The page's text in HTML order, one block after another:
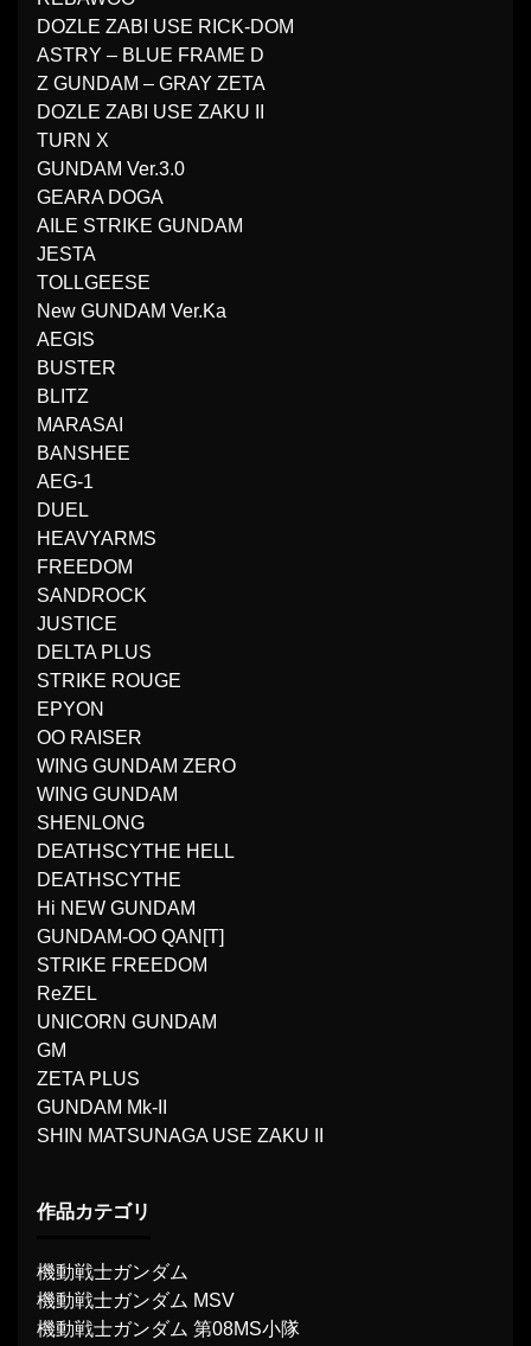
DOZLE ZABI USE RICK-DOM
ASTRY – BLUE FRAME D
Z GUNDAM – GRAY ZETA
DOZLE ZABI USE ZAKU II
TURN X
GUNDAM Ver.3.0
GEARA DOGA
AILE STRIKE GUNDAM
JESTA
TOLLGEESE
New GUNDAM Ver.Ka
AEGIS
BUSTER
BLITZ
MARASAI
BANSHEE
AEG-1
DUEL
HEAVYARMS
FREEDOM
SANDROCK
JUSTICE
DELTA PLUS
STRIKE ROUGE
EPYON
OO RAISER
WING GUNDAM ZERO
WING GUNDAM
SHENLONG
DEATHSCYTHE HELL
DEATHSCYTHE
Hi NEW GUNDAM
GUNDAM-OO QAN[T]
STRIKE FREEDOM
ReZEL
UNICORN GUNDAM
GM
ZETA PLUS
GUNDAM Mk-II
SHIN MATSUNAGA USE ZAKU II
作品カテゴリ
機動戦士ガンダム
機動戦士ガンダム MSV
機動戦士ガンダム 第08MS小隊